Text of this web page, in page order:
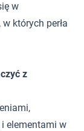
w
których perła
z
elementami w